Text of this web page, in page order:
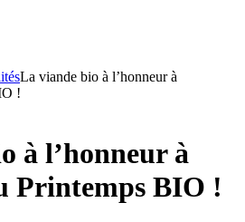
La viande bio à l’honneur à
!
à l’honneur à
Printemps BIO !